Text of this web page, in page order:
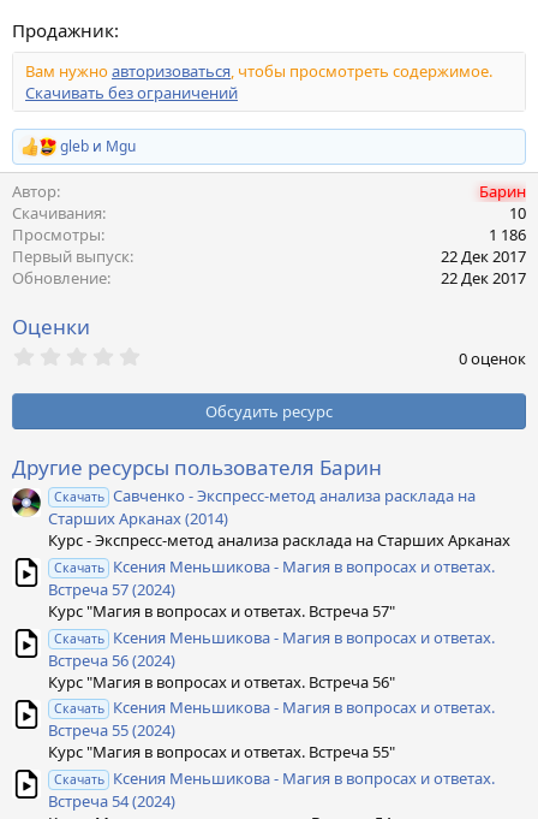
Продажник:
Вам нужноавторизоваться, чтобы просмотреть содержимое.
Скачивать без ограничений
Р
е
а
к
ц
и
и
:
gleb и Mgu
Автор
Барин
Скачивания
10
Просмотры
1 186
Первый выпуск
22 Дек 2017
Обновление
22 Дек 2017
Оценки
0
з
ё
з
д
0 оценок
Обсудить ресурс
Другие ресурсы пользователя Барин
Скачать Савченко - Экспресс-метод анализа расклада на
Старших Арканах (2014)
Курс - Экспресс-метод анализа расклада на Старших Арканах
Скачать Ксения Меньшикова - Магия в вопросах и ответах.
Встреча 57 (2024)
Курс "Магия в вопросах и ответах. Встреча 57"
Скачать Ксения Меньшикова - Магия в вопросах и ответах.
Встреча 56 (2024)
Курс "Магия в вопросах и ответах. Встреча 56"
Скачать Ксения Меньшикова - Магия в вопросах и ответах.
Встреча 55 (2024)
Курс "Магия в вопросах и ответах. Встреча 55"
Скачать Ксения Меньшикова - Магия в вопросах и ответах.
Встреча 54 (2024)